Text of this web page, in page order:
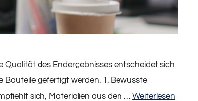
Qualität des Endergebnisses entscheidet sich
gefertigt werden. 1. Bewusste
sich, Materialien aus den … Weiterlesen